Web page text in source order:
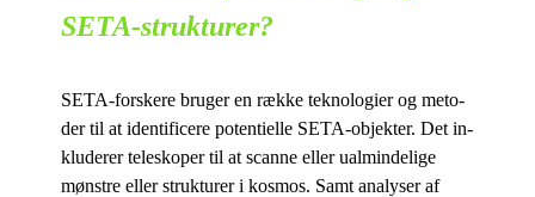
SETA-strukturer?
SETA-for­ske­re bru­ger en ræk­ke tek­no­lo­gi­er og me­to­
der til at iden­ti­fi­ce­re po­ten­ti­el­le SETA-ob­jek­ter. Det in­
klu­de­rer te­lesko­per til at scan­ne el­ler ual­min­de­li­ge
møn­stre el­ler struk­tu­rer i kos­mos. Samt ana­ly­ser af